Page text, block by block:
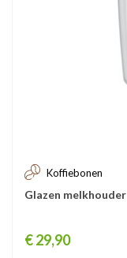
Koffiebonen
Glazen melkhouder
Prijs
€ 29,90